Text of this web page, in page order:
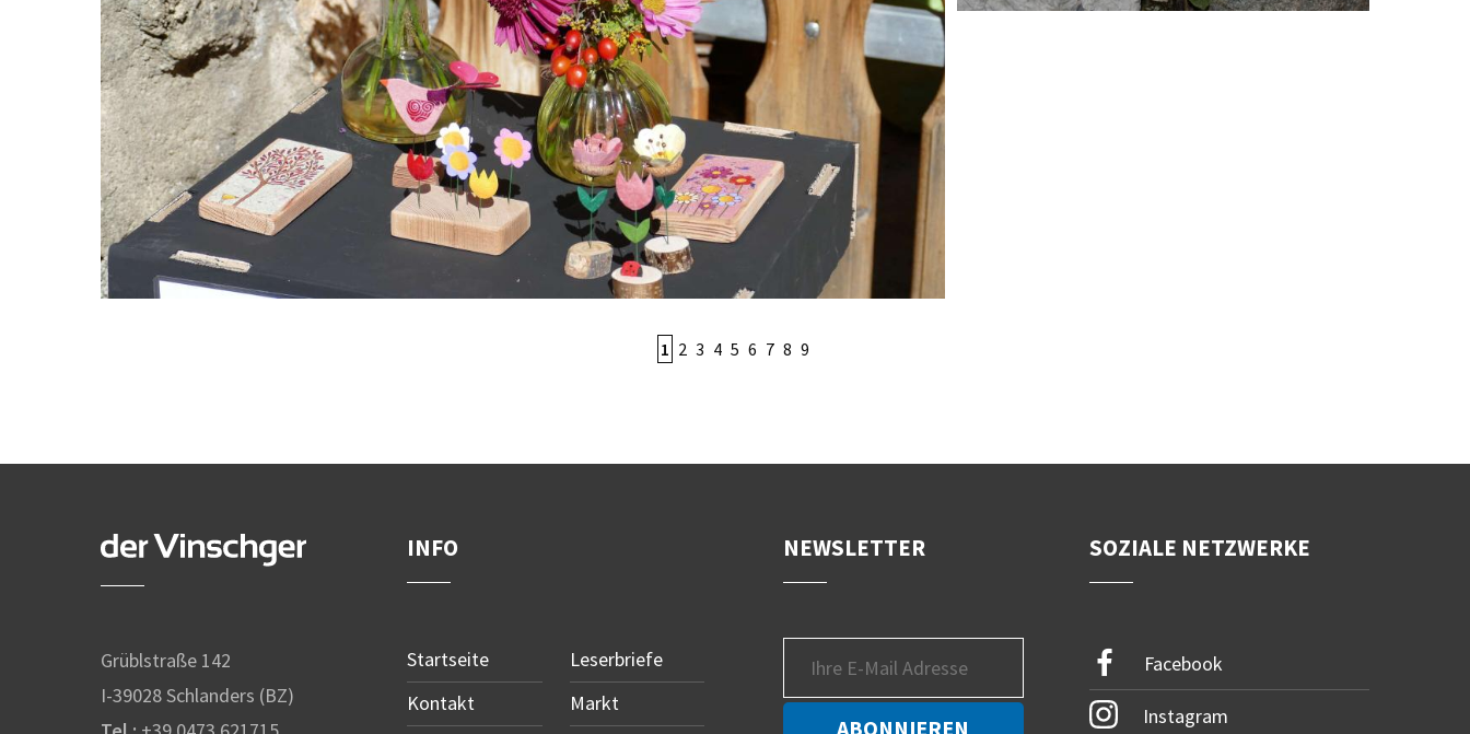
1 2 3 4 5 6 7 8 9
Grüblstraße 142
I-39028 Schlanders (BZ)
INFO
Startseite
Kontakt
Leserbriefe
Markt
NEWSLETTER SOZIALE NETZWERKE
Facebook
Instagram